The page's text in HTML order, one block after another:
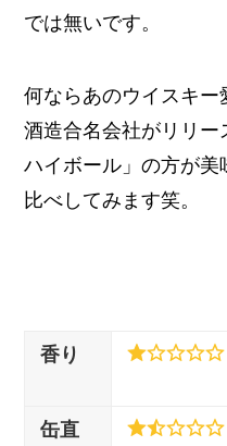
では無いです。
何ならあのウイスキ
酒造合名会社がリリー
ハイボール」の方が
比べしてみます笑。
香り
缶直